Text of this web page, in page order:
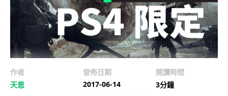
作者
天恩
發佈日期
2017-06-14
閱讀時間
3分鐘